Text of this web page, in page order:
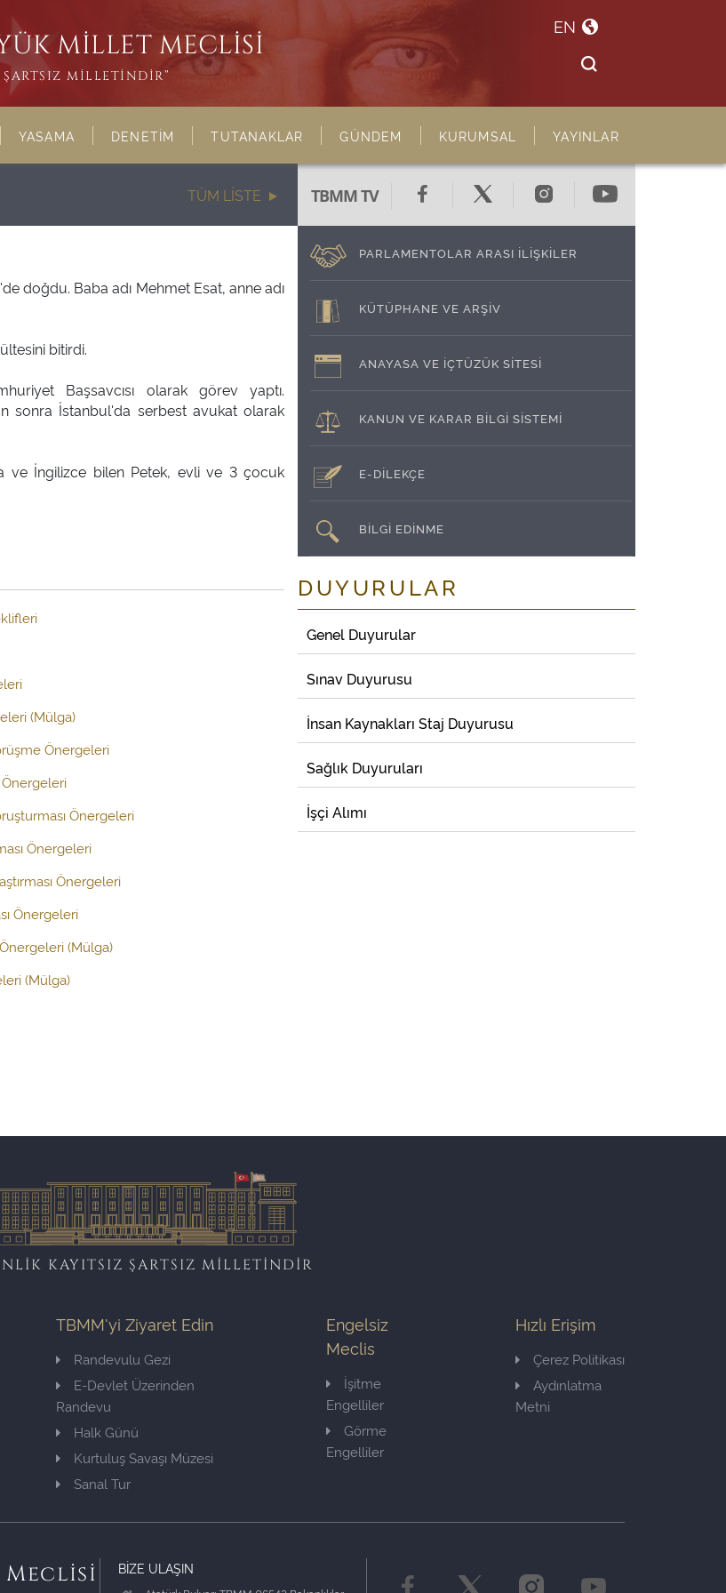
MİLLET MECLİSİ
MİLLETİNDİR”
EN
YASAMA DENETİM TUTANAKLAR GÜNDEM KURUMSAL YAYINLAR
TÜM LİSTE
doğdu. Baba adı Mehmet Esat, anne adı
bitirdi.
Başsavcısı olarak görev yaptı.
sonra İstanbul'da serbest avukat olarak
ve İngilizce bilen Petek, evli ve 3 çocuk
(Mülga)
Önergeleri
Önergeleri
Önergeleri
Önergeleri
Önergeleri
(Mülga)
(Mülga)
TBMM TV
PARLAMENTOLAR ARASI İLİŞKİLER
KÜTÜPHANE VE ARŞİV
ANAYASA VE İÇTÜZÜK SİTESİ
KANUN VE KARAR BİLGİ SİSTEMİ
E-DİLEKÇE
BİLGİ EDİNME
DUYURULAR
Genel Duyurular
Sınav Duyurusu
İnsan Kaynakları Staj Duyurusu
Sağlık Duyuruları
İşçi Alımı
KAYITSIZ ŞARTSIZ MİLLETİNDİR
TBMM'yi Ziyaret Edin
Randevulu Gezi
E-Devlet Üzerinden
Randevu
Halk Günü
Kurtuluş Savaşı Müzesi
Sanal Tur
Engelsiz
Meclis
İşitme
Engelliler
Görme
Engelliler
Hızlı Erişim
Çerez Politikası
Aydınlatma
Metni
BİZE ULAŞIN